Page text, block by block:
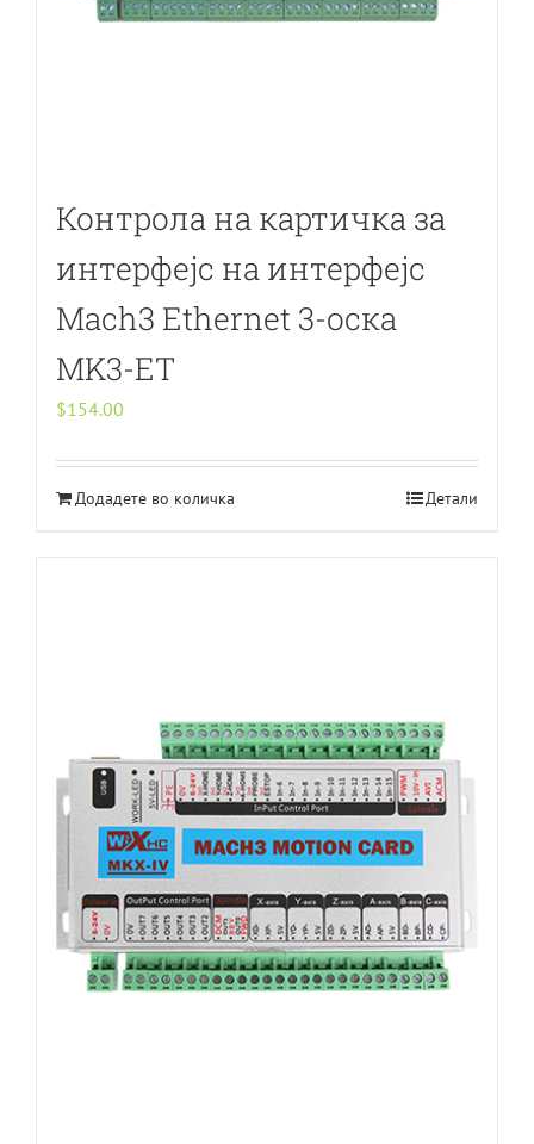
Контрола на картичка за
интерфејс на интерфејс
Mach3 Ethernet 3-оска
MK3-ET
$154.00
Додадете во количка Детали